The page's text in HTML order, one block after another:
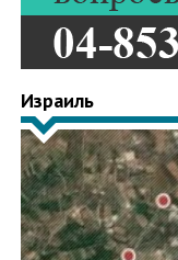
Израиль